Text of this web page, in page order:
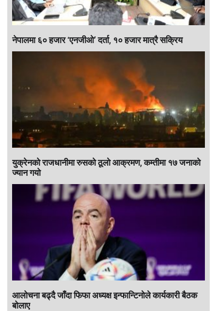
नेपालमा ६० हजार ‘एनजीओ’ दर्ता, १० हजार मात्रै सक्रिय
युक्रेनको राजधानीमा रुसको ठूलाे आक्रमण, कम्तीमा १७ जनाको
ज्यान गयो
आलोचना बढ्दै जाँदा फिफा अध्यक्ष इन्फान्टिनाेले कार्यकारी बैठक
बोलाए